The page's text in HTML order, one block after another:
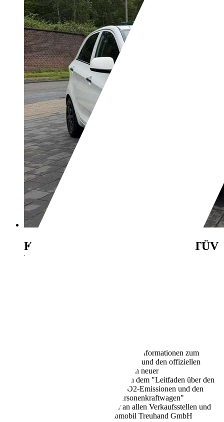
Kia Picanto
Dream Team Klima TÜV
NEU
Weitere Informationen zum
offiziellen Kraftstoffverbrauch und den offiziellen
spezifischen CO2-Emissionen neuer
Personenkraftwagen können dem "Leitfaden über den
Kraftstoffverbrauch, die CO2-Emissionen und den
Stromverbrauch neuer Personenkraftwagen"
entnommen werden, der an allen Verkaufsstellen und
bei der Deutschen Automobil Treuhand GmbH